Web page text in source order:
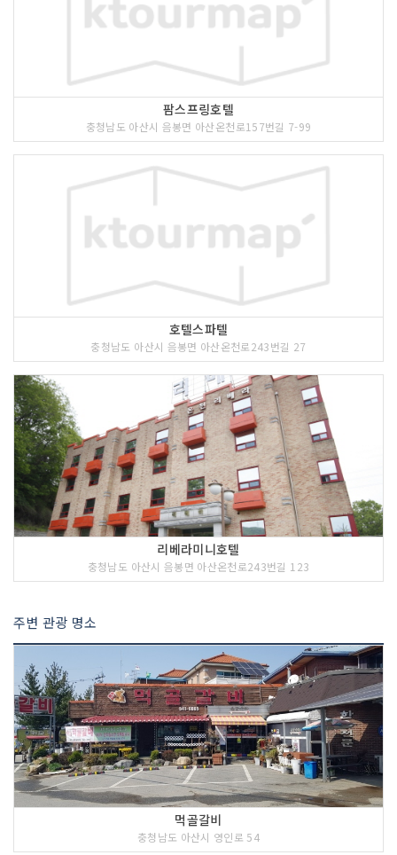
팜스프링호텔
충청남도 아산시 음봉면 아산온천로157번길 7-99
호텔스파텔
충청남도 아산시 음봉면 아산온천로243번길 27
리베라미니호텔
충청남도 아산시 음봉면 아산온천로243번길 123
주변 관광 명소
먹골갈비
충청남도 아산시 영인로 54